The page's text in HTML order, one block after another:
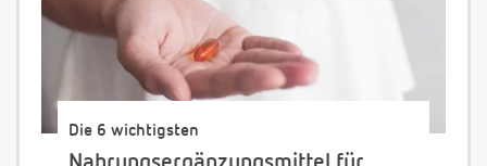
Die 6 wichtigsten